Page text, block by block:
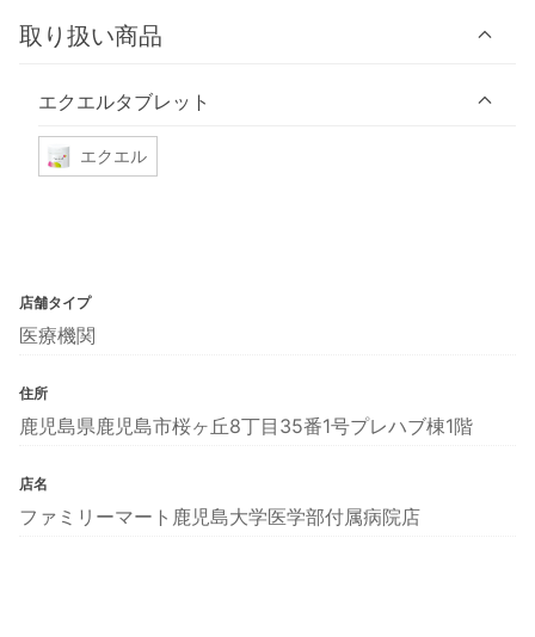
取り扱い商品
エクエルタブレット
エクエル
店舗タイプ
医療機関
住所
鹿児島県鹿児島市桜ヶ丘8丁目35番1号プレハブ棟1階
店名
ファミリーマート鹿児島大学医学部付属病院店